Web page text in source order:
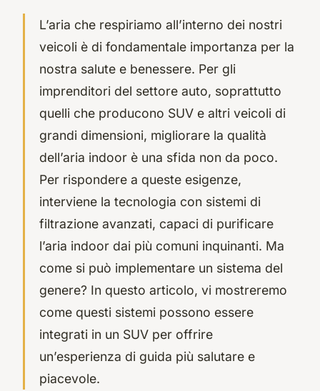
L’aria che respiriamo all’interno dei nostri
veicoli è di fondamentale importanza per la
nostra salute e benessere. Per gli
imprenditori del settore auto, soprattutto
quelli che producono SUV e altri veicoli di
grandi dimensioni, migliorare la qualità
dell’aria indoor è una sfida non da poco.
Per rispondere a queste esigenze,
interviene la tecnologia con sistemi di
filtrazione avanzati, capaci di purificare
l’aria indoor dai più comuni inquinanti. Ma
come si può implementare un sistema del
genere? In questo articolo, vi mostreremo
come questi sistemi possono essere
integrati in un SUV per offrire
un’esperienza di guida più salutare e
piacevole.